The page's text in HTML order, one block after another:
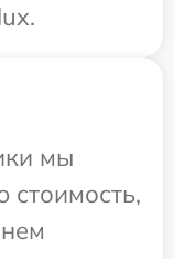
мы
стоимость,